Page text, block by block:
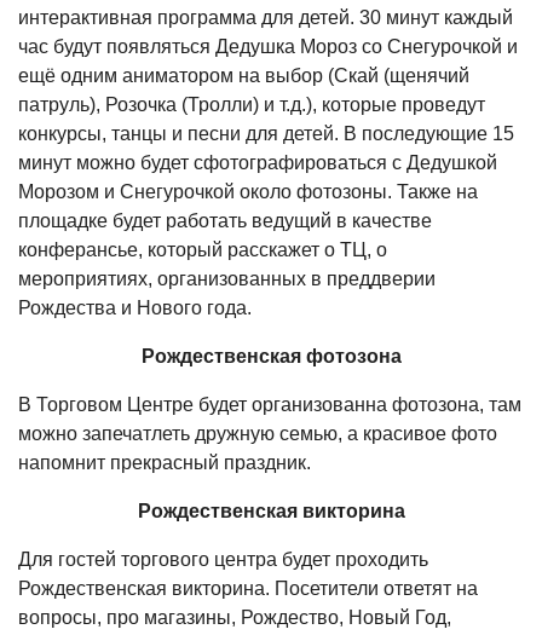
интерактивная программа для детей. 30 минут каждый
час будут появляться Дедушка Мороз со Снегурочкой и
ещё одним аниматором на выбор (Скай (щенячий
патруль), Розочка (Тролли) и т.д.), которые проведут
конкурсы, танцы и песни для детей. В последующие 15
минут можно будет сфотографироваться с Дедушкой
Морозом и Снегурочкой около фотозоны. Также на
площадке будет работать ведущий в качестве
конферансье, который расскажет о ТЦ, о
мероприятиях, организованных в преддверии
Рождества и Нового года.
Рождественская фотозона
В Торговом Центре будет организованна фотозона, там
можно запечатлеть дружную семью, а красивое фото
напомнит прекрасный праздник.
Рождественская викторина
Для гостей торгового центра будет проходить
Рождественская викторина. Посетители ответят на
вопросы, про магазины, Рождество, Новый Год,